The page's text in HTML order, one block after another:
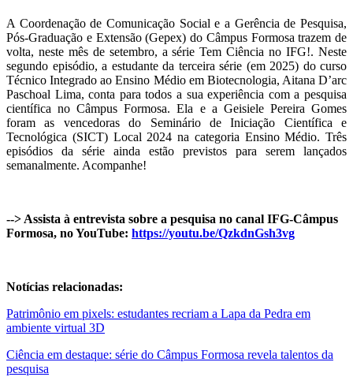
A Coordenação de Comunicação Social e a Gerência de Pesquisa,
Pós-Graduação e Extensão (Gepex) do Câmpus Formosa trazem de
volta, neste mês de setembro, a série Tem Ciência no IFG!. Neste
segundo episódio, a estudante da terceira série (em 2025) do curso
Técnico Integrado ao Ensino Médio em Biotecnologia, Aitana D’arc
Paschoal Lima, conta para todos a sua experiência com a pesquisa
científica no Câmpus Formosa. Ela e a Geisiele Pereira Gomes
foram as vencedoras do Seminário de Iniciação Científica e
Tecnológica (SICT) Local 2024 na categoria Ensino Médio. Três
episódios da série ainda estão previstos para serem lançados
semanalmente. Acompanhe!
--> Assista à entrevista sobre a pesquisa no canal IFG-Câmpus
Formosa, no YouTube: https://youtu.be/QzkdnGsh3vg
Notícias relacionadas:
Patrimônio em pixels: estudantes recriam a Lapa da Pedra em
ambiente virtual 3D
Ciência em destaque: série do Câmpus Formosa revela talentos da
pesquisa